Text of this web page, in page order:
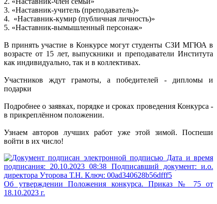
3. «Наставник-учитель (преподаватель)»
4. «Наставник-кумир (публичная личность)»
5. «Наставник-вымышленный персонаж»
В принять участие в Конкурсе могут студенты СЗИ МГЮА в
возрасте от 15 лет, выпускники и преподаватели Института
как индивидуально, так и в коллективах.
Участников ждут грамоты, а победителей - дипломы и
подарки
Подробнее о заявках, порядке и сроках проведения Конкурса -
в прикреплённом положении.
Узнаем авторов лучших работ уже этой зимой. Поспеши
войти в их число!
Об утверждении Положения конкурса. Приказ № 75 от
18.10.2023 г.